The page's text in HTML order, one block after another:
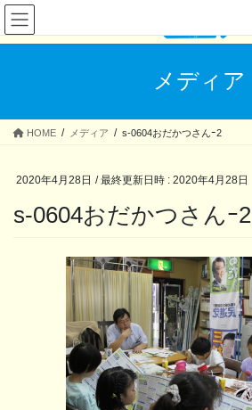
コ
ン
テ
ス
ナ
ビ
ゲ
ン
メディア
HOME メディア s-0604おだかつさんｰ2
2020年4月28日 / 最終更新日時 : 2020年4月28日
s-0604おだかつさんｰ2